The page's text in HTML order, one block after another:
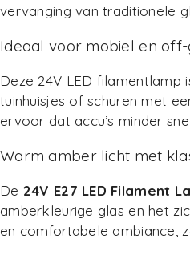
vervanging van traditionele
Ideaal voor mobiel en
Deze 24V LED
tuinhuisjes of schuren met
ervoor dat accu’s minder
Warm amber licht met
De 24V E27 LED Filament
amberkleurige glas en het
en comfortabele ambiance,